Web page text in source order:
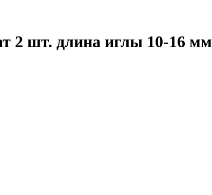
2 шт. длина иглы 10-16 мм